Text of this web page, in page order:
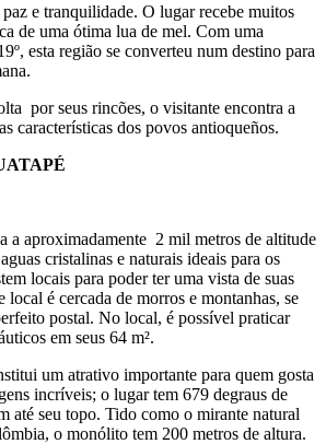
e tranquilidade. O lugar recebe muitos
de uma ótima lua de mel. Com uma
esta região se converteu num destino para
por seus rincões, o visitante encontra a
características dos povos antioqueños.
a aproximadamente 2 mil metros de altitude
cristalinas e naturais ideais para os
locais para poder ter uma vista de suas
local é cercada de morros e montanhas, se
postal. No local, é possível praticar
em seus 64 m².
um atrativo importante para quem gosta
incríveis; o lugar tem 679 degraus de
até seu topo. Tido como o mirante natural
o monólito tem 200 metros de altura.